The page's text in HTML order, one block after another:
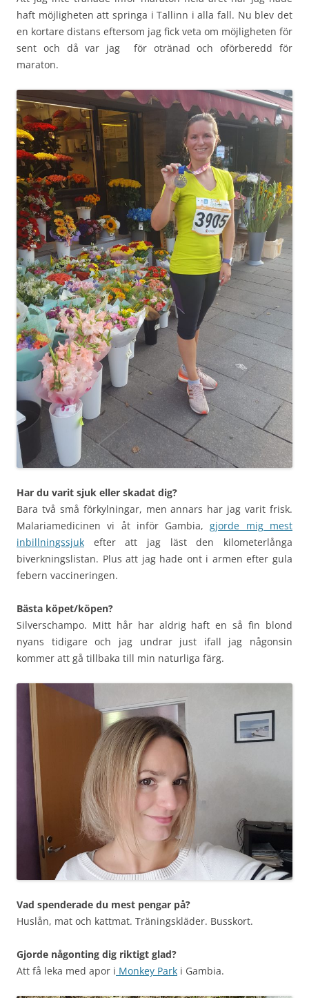
haft möjligheten att springa i Tallinn i alla fall. Nu blev det
en kortare distans eftersom jag fick veta om möjligheten för
sent och då var jag för otränad och oförberedd för
maraton.
Har du varit sjuk eller skadat dig?
Bara två små förkylningar, men annars har jag varit frisk.
Malariamedicinen vi åt inför Gambia,gjorde mig mest
inbillningssjuk efter att jag läst den kilometerlånga
biverkningslistan. Plus att jag hade ont i armen efter gula
febern vaccineringen.
Bästa köpet/köpen?
Silverschampo. Mitt hår har aldrig haft en så fin blond
nyans tidigare och jag undrar just ifall jag någonsin
kommer att gå tillbaka till min naturliga färg.
Vad spenderade du mest pengar på?
Huslån, mat och kattmat. Träningskläder. Busskort.
Gjorde någonting dig riktigt glad?
Att få leka med apor i Monkey Park i Gambia.